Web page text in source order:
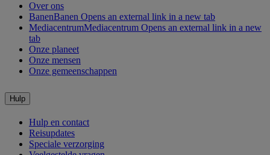
Over ons
BanenBanen Opens an external link in a new tab
MediacentrumMediacentrum Opens an external link in a new
tab
Onze planeet
Onze mensen
Onze gemeenschappen
Hulp
Hulp en contact
Reisupdates
Speciale verzorging